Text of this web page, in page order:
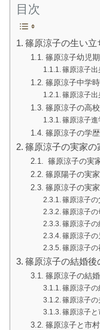
目次
篠原涼子の生い立
篠原涼子幼児
篠原涼子
篠原涼子中学
篠原涼子
篠原涼子の高
篠原涼子
篠原涼子の学歴
篠原涼子の実家の
篠原涼子の実
篠原陽子の実
篠原涼子の実
篠原涼子
篠原涼子
篠原涼子の
篠原涼子の
篠原涼子の
篠原涼子の結婚後
篠原涼子の結
篠原涼子
篠原涼子
篠原涼子と
篠原涼子と市